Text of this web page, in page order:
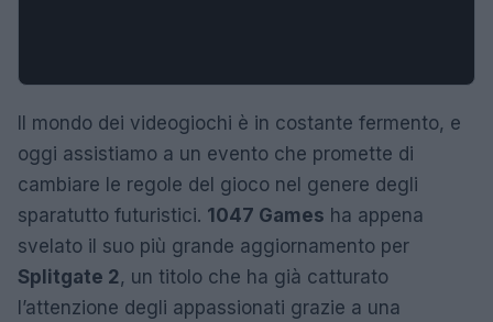
Il mondo dei videogiochi è in costante fermento, e
oggi assistiamo a un evento che promette di
cambiare le regole del gioco nel genere degli
sparatutto futuristici. 1047 Games ha appena
svelato il suo più grande aggiornamento per
Splitgate 2, un titolo che ha già catturato
l’attenzione degli appassionati grazie a una